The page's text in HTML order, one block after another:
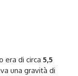
era di circa 5,5
una gravità di